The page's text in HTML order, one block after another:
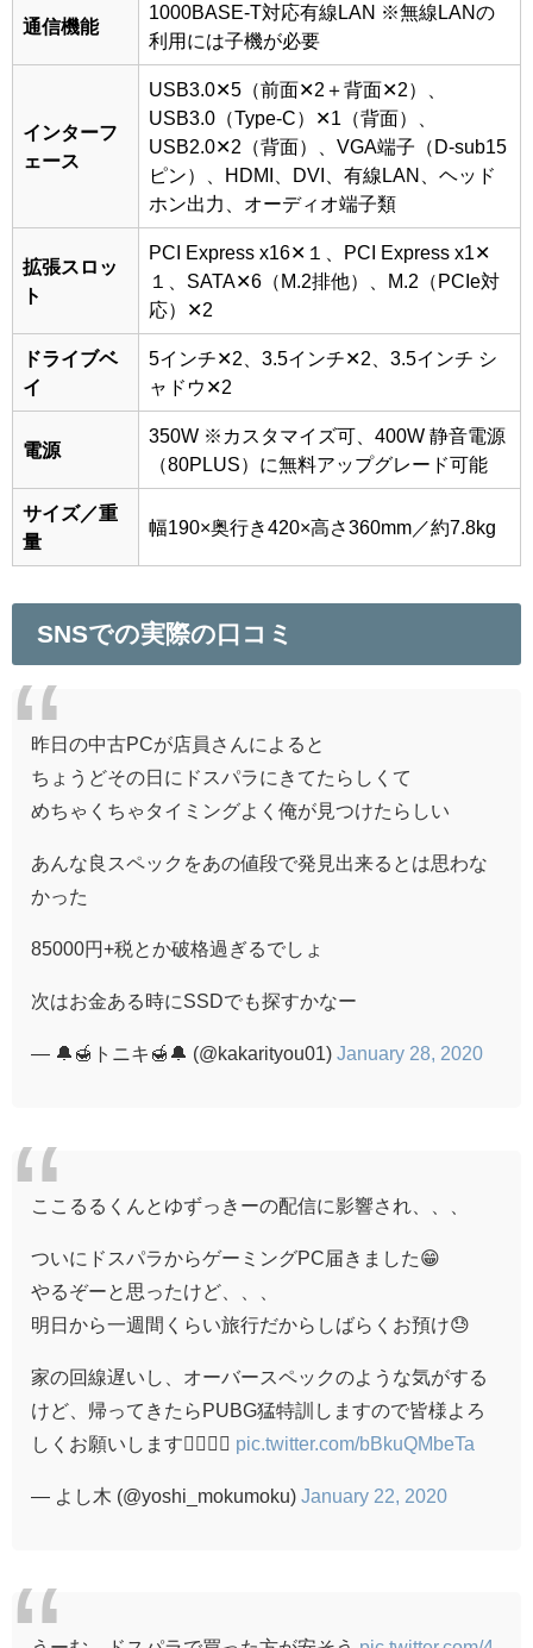
通信機能
1000BASE-T対応有線LAN ※無線LANの
利用には子機が必要
インターフ
ェース
USB3.0✕5（前面✕2＋背面✕2）、
USB3.0（Type-C）✕1（背面）、
USB2.0✕2（背面）、VGA端子（D-sub15
ピン）、HDMI、DVI、有線LAN、ヘッド
ホン出力、オーディオ端子類
拡張スロッ
ト
PCI Express x16✕１、PCI Express x1✕
１、SATA✕6（M.2排他）、M.2（PCIe対
応）✕2
ドライブベ
イ
5インチ✕2、3.5インチ✕2、3.5インチ シ
ャドウ✕2
電源
350W ※カスタマイズ可、400W 静音電源
（80PLUS）に無料アップグレード可能
サイズ／重
量
幅190×奥行き420×高さ360mm／約7.8kg
SNSでの実際の口コミ
昨日の中古PCが店員さんによると
ちょうどその日にドスパラにきてたらしくて
めちゃくちゃタイミングよく俺が見つけたらしい
あんな良スペックをあの値段で発見出来るとは思わな
かった
85000円+税とか破格過ぎるでしょ
次はお金ある時にSSDでも探すかなー
— 🔔🍯トニキ🍯🔔 (@kakarityou01) January 28, 2020
ここるるくんとゆずっきーの配信に影響され、、、
ついにドスパラからゲーミングPC届きました😁
やるぞーと思ったけど、、、
明日から一週間くらい旅行だからしばらくお預け😓
家の回線遅いし、オーバースペックのような気がする
けど、帰ってきたらPUBG猛特訓しますので皆様よろ
しくお願いします🙇‍♂️🙇‍♂️ pic.twitter.com/bBkuQMbeTa
— よし木 (@yoshi_mokumoku) January 22, 2020